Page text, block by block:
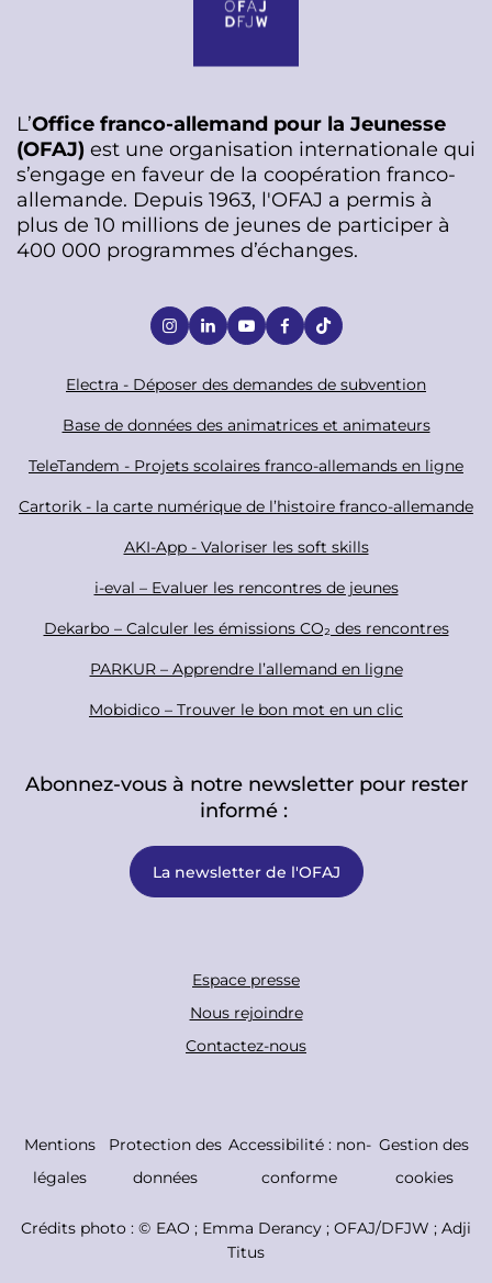
L’Office franco-allemand pour la Jeunesse
(OFAJ) est une organisation internationale qui
s’engage en faveur de la coopération franco-
allemande. Depuis 1963, l'OFAJ a permis à
plus de 10 millions de jeunes de participer à
400 000 programmes d’échanges.
ao
e
Electra - Déposer des demandes de subvention
Base de données des animatrices et animateurs
TeleTandem - Projets scolaires franco-allemands en ligne
Cartorik - la carte numérique de l’histoire franco-allemande
AKI-App - Valoriser les soft skills
i-eval – Evaluer les rencontres de jeunes
Dekarbo – Calculer les émissions CO₂ des rencontres
PARKUR – Apprendre l’allemand en ligne
Mobidico – Trouver le bon mot en un clic
Abonnez-vous à notre newsletter pour rester
informé :
La newsletter de l'OFAJ
r
B
t
Espace presse
Nous rejoindre
Contactez-nous
C
y
Mentions
légales
Protection des
données
Accessibilité : non-
conforme
Gestion des
cookies
Crédits photo : © EAO ; Emma Derancy ; OFAJ/DFJW ; Adji
Titus